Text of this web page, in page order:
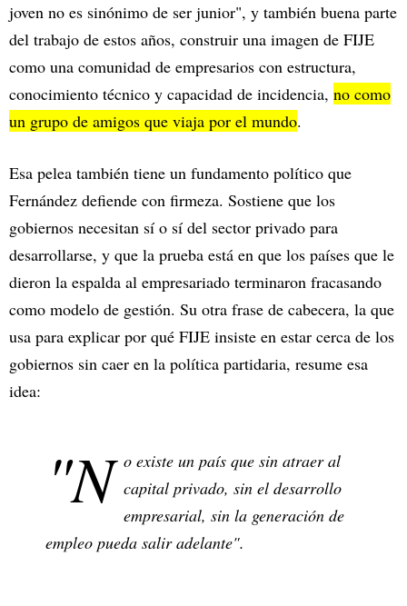
joven no es sinónimo de ser junior", y también buena parte
del trabajo de estos años, construir una imagen de FIJE
como una comunidad de empresarios con estructura,
conocimiento técnico y capacidad de incidencia, no como
un grupo de amigos que viaja por el mundo.
Esa pelea también tiene un fundamento político que
Fernández defiende con firmeza. Sostiene que los
gobiernos necesitan sí o sí del sector privado para
desarrollarse, y que la prueba está en que los países que le
dieron la espalda al empresariado terminaron fracasando
como modelo de gestión. Su otra frase de cabecera, la que
usa para explicar por qué FIJE insiste en estar cerca de los
gobiernos sin caer en la política partidaria, resume esa
idea:
"N o existe un país que sin atraer al
capital privado, sin el desarrollo
empresarial, sin la generación de
empleo pueda salir adelante".